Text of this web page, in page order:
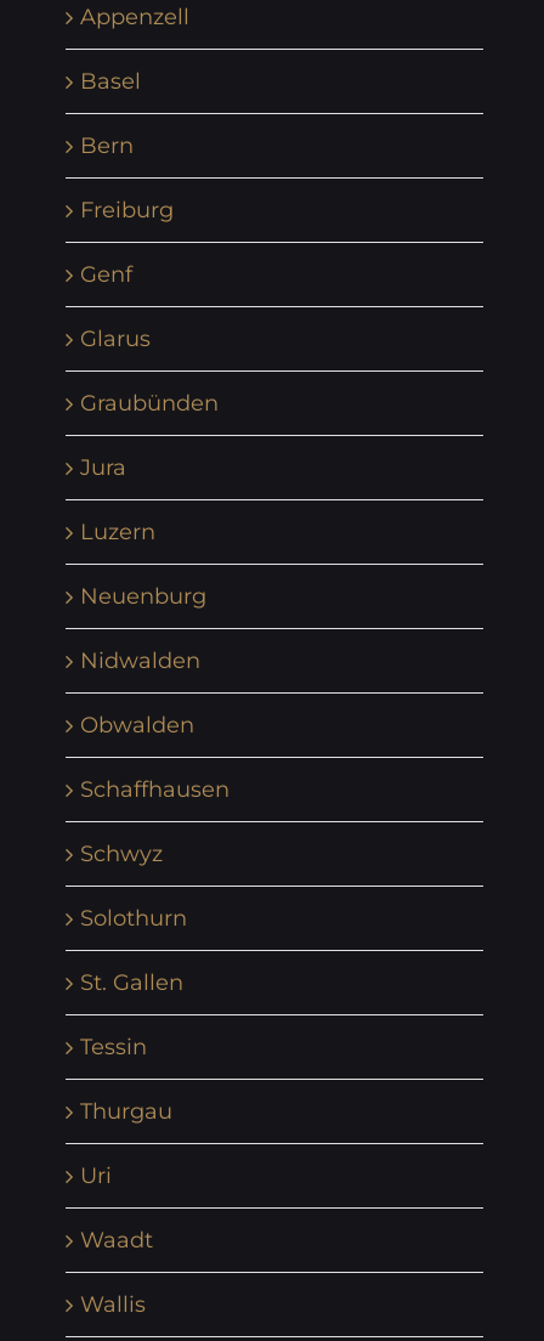
Appenzell
Basel
Bern
Freiburg
Genf
Glarus
Graubünden
Jura
Luzern
Neuenburg
Nidwalden
Obwalden
Schaffhausen
Schwyz
Solothurn
St. Gallen
Tessin
Thurgau
Uri
Waadt
Wallis